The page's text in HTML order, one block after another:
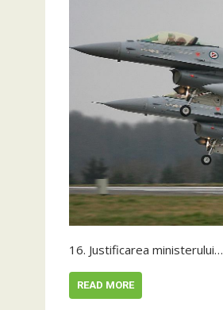
16. Justificarea ministerului…
READ MORE